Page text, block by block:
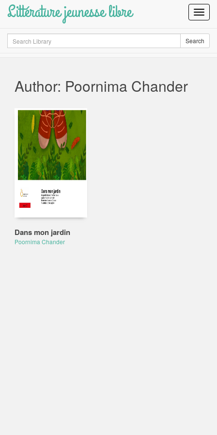
Littérature jeunesse libre
Search Search
Author: Poornima Chander
Dans mon jardin
Poornima Chander